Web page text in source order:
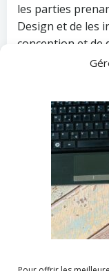
les parties
Design et de les
conception et de
exemple, il est
mécanismes de
violation de la
des données.
au strict
projet permet de
traitement
respect du